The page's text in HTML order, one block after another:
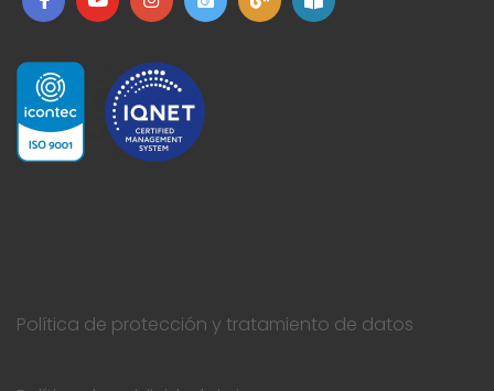
Política de protección y tratamiento de datos